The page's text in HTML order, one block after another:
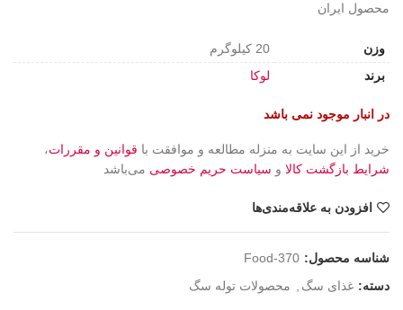
محصول ایران
وزن
20 کیلوگرم
برند
لوکا
در انبار موجود نمی باشد
خرید از این سایت به منزله مطالعه و موافقت با قوانین و مقررات،
شرایط بازگشت کالا و سیاست حریم خصوصی می‌باشد
افزودن به علاقه‌مندی‌ها
شناسه محصول: Food-370
دسته: غذای سگ , محصولات توله سگ